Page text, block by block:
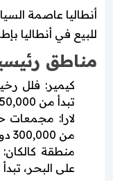
أنطاليا عاصمة
للبيع في أنطاليا
مناطق
كيمير: فلل
تبدأ من 250,000 دولار.
لارا: مجمعات
من 300,000 دولار.
منطقة
على البحر، تبدأ من 250,000